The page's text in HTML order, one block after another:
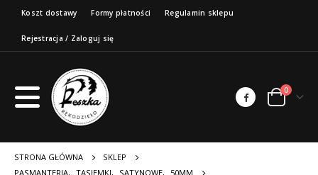
Koszt dostawy Formy płatności Regulamin sklepu
Rejestracja / Zaloguj się
0
STRONA GŁÓWNA
SKLEP
PASMANTERIA, TASIEMKI, SATYNOWE,
50MM